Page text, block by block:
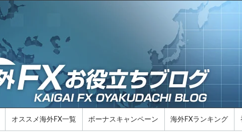
オススメ海外FX一覧 ボーナスキャンペーン 海外FXランキング